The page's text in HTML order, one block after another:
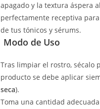
apagado y la textura áspera
perfectamente receptiva
de tus tónicos y sérums.
Modo de Uso
Tras limpiar el rostro, sécalo
producto se debe aplicar
seca).
Toma una cantidad